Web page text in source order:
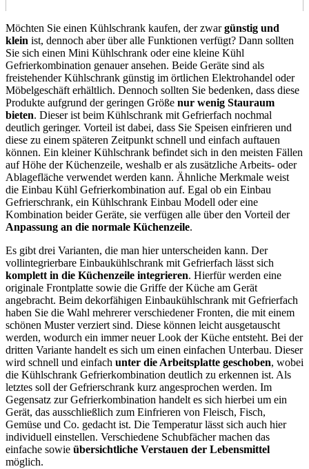
Möchten Sie einen Kühlschrank kaufen, der zwargünstig und
klein ist, dennoch aber über alle Funktionen verfügt? Dann sollten
Sie sich einen Mini Kühlschrank oder eine kleine Kühl
Gefrierkombination genauer ansehen. Beide Geräte sind als
freistehender Kühlschrank günstig im örtlichen Elektrohandel oder
Möbelgeschäft erhältlich. Dennoch sollten Sie bedenken, dass diese
Produkte aufgrund der geringen Größe nur wenig Stauraum
bieten. Dieser ist beim Kühlschrank mit Gefrierfach nochmal
deutlich geringer. Vorteil ist dabei, dass Sie Speisen einfrieren und
diese zu einem späteren Zeitpunkt schnell und einfach auftauen
können. Ein kleiner Kühlschrank befindet sich in den meisten Fällen
auf Höhe der Küchenzeile, weshalb er als zusätzliche Arbeits- oder
Ablagefläche verwendet werden kann. Ähnliche Merkmale weist
die Einbau Kühl Gefrierkombination auf. Egal ob ein Einbau
Gefrierschrank, ein Kühlschrank Einbau Modell oder eine
Kombination beider Geräte, sie verfügen alle über den Vorteil der
Anpassung an die normale Küchenzeile.
Es gibt drei Varianten, die man hier unterscheiden kann. Der
vollintegrierbare Einbaukühlschrank mit Gefrierfach lässt sich
komplett in die Küchenzeile integrieren. Hierfür werden eine
originale Frontplatte sowie die Griffe der Küche am Gerät
angebracht. Beim dekorfähigen Einbaukühlschrank mit Gefrierfach
haben Sie die Wahl mehrerer verschiedener Fronten, die mit einem
schönen Muster verziert sind. Diese können leicht ausgetauscht
werden, wodurch ein immer neuer Look der Küche entsteht. Bei der
dritten Variante handelt es sich um einen einfachen Unterbau. Dieser
wird schnell und einfach unter die Arbeitsplatte geschoben, wobei
die Kühlschrank Gefrierkombination deutlich zu erkennen ist. Als
letztes soll der Gefrierschrank kurz angesprochen werden. Im
Gegensatz zur Gefrierkombination handelt es sich hierbei um ein
Gerät, das ausschließlich zum Einfrieren von Fleisch, Fisch,
Gemüse und Co. gedacht ist. Die Temperatur lässt sich auch hier
individuell einstellen. Verschiedene Schubfächer machen das
einfache sowie übersichtliche Verstauen der Lebensmittel
möglich.